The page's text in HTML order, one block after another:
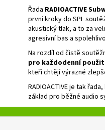
Řada RADIOACTIVE
první kroky do SPL
akustický tlak, a to za
agresivní bas a
Na rozdíl od čistě
pro každodenní
kteří chtějí výrazné
RADIOACTIVE je tak
základ pro běžné audio